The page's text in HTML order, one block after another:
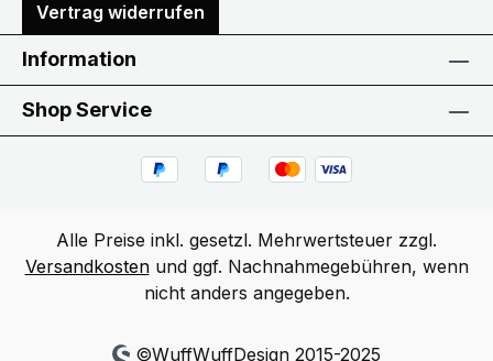
Vertrag widerrufen
Information
Shop Service
Alle Preise inkl. gesetzl. Mehrwertsteuer zzgl.
Versandkostenund ggf. Nachnahmegebühren, wenn
nicht anders angegeben.
©WuffWuffDesign 2015-2025